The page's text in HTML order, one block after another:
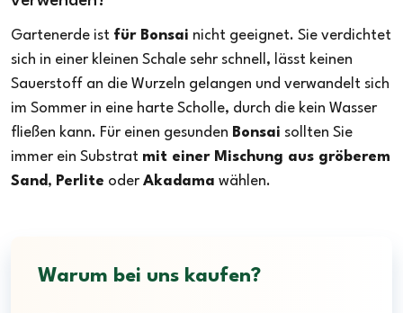
Gartenerde ist für Bonsai nicht geeignet. Sie verdichtet
sich in einer kleinen Schale sehr schnell, lässt keinen
Sauerstoff an die Wurzeln gelangen und verwandelt sich
im Sommer in eine harte Scholle, durch die kein Wasser
fließen kann. Für einen gesunden Bonsai sollten Sie
immer ein Substrat mit einer Mischung aus gröberem
Sand , Perlite oder Akadama wählen.
Warum bei uns kaufen?